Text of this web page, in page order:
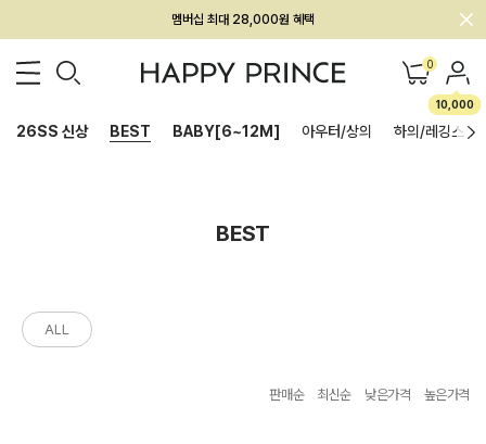
멤버십 최대 28,000원 혜택
0
10,000
26SS 신상 BEST BABY[6~12M] 아우터/상의 하의/레깅스
BEST
ALL
판매순 최신순 낮은가격 높은가격